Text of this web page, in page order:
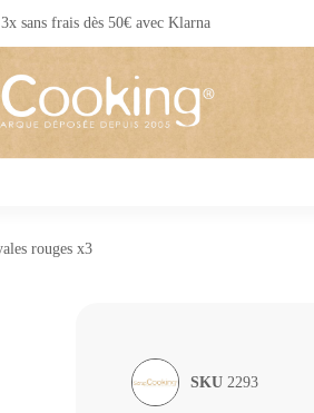
24 / 48 h partout en France
rouges x3
SKU 2293